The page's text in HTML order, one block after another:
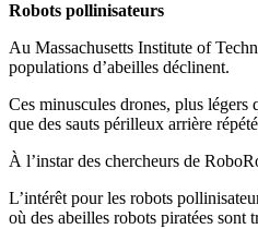
Robots pollinisateurs
Au Massachusetts Institute of
populations d’abeilles déclinent.
Ces minuscules drones, plus
que des sauts périlleux arrière
À l’instar des chercheurs de
L’intérêt pour les robots
où des abeilles robots piratées sont